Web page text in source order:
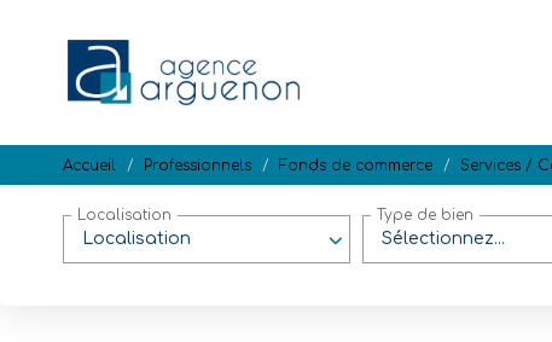
Accueil Professionnels Fonds de commerce Services /
Localisation
Localisation
Sélectionnez...
Type de bien